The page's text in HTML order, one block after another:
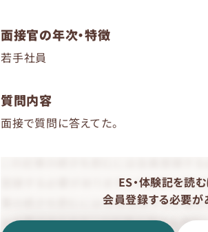
面接官の年次・特徴
若手社員
質問内容
面接で質問に答えてた。
ES・体験記を読む
会員登録する必要が